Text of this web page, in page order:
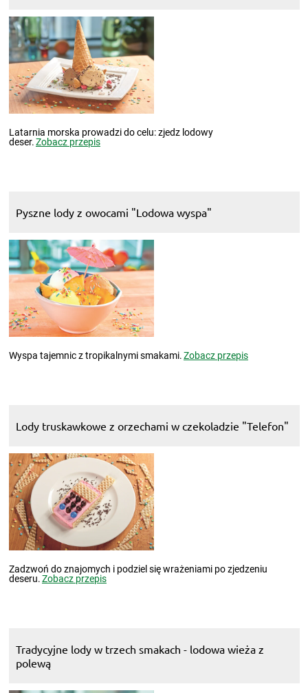
Latarnia morska prowadzi do celu: zjedz lodowy
deser.Zobacz przepis
Pyszne lody z owocami "Lodowa wyspa"
Wyspa tajemnic z tropikalnymi smakami.Zobacz przepis
Lody truskawkowe z orzechami w czekoladzie "Telefon"
Zadzwoń do znajomych i podziel się wrażeniami po zjedzeniu
deseru.Zobacz przepis
Tradycyjne lody w trzech smakach - lodowa wieża z
polewą